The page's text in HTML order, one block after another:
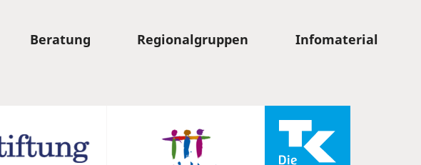
Beratung Regionalgruppen Infomaterial